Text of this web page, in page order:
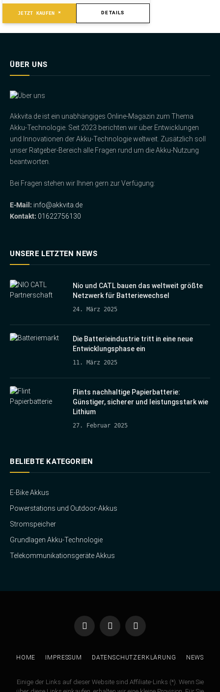
war:
1.498,00 €
ist:
JETZT KAUFEN * DETAILS
ÜBER UNS
Akkvita.de ist ein unabhängiges Online-Magazin zum Thema
Akku-Technologie. Seit 2023 berichten wir über Entwicklungen
und Innovationen der Akku-Technologie weltweit. Zusätzlich soll
unser Ratgeber-Bereich alle Fragen rund um die Akku-Nutzung
beantworten.
Bei Fragen stehen wir Ihnen gern zur Verfügung:
E-Mail: info@akkvita.de
Kontakt: 01622756130
UNSERE LETZTEN NEWS
Nio und CATL bauen das weltweit größte
Netzwerk für Batteriewechsel
24. März 2025
Die Batterieindustrie tritt in eine neue
Entwicklungsphase ein
11. März 2025
Flints nachhaltige Papierbatterie:
Günstiger, sicherer und leistungsstark wie
Lithium
27. Februar 2025
BELIEBTE KATEGORIEN
E-Bike Akkus
Powerstations und Outdoor-Akkus
Stromspeicher
Grundlagen Akku-Technologie
Telekommunikationsgeräte Akkus
FacebookTwitter Instagram
HOME IMPRESSUM DATENSCHUTZERKLÄRUNG NEWS
Einige der Links auf dieser Website sind Affiliate-Links (*). Wenn Sie